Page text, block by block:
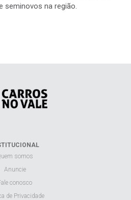
seminovos na região.
somos
Anuncie
conosco
de Privacidade